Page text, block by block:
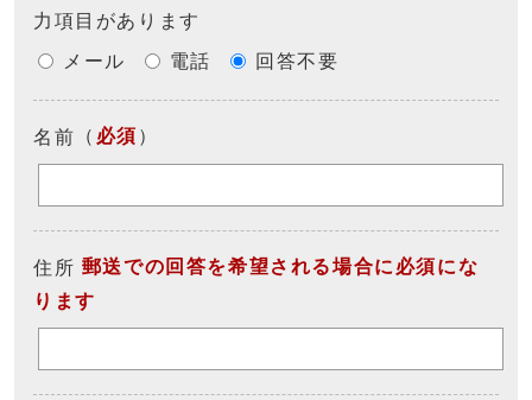
力項目があります
メール
電話 回答不要
名前 （ 必須 ）
住所 郵送での回答を希望される場合に必須にな
ります